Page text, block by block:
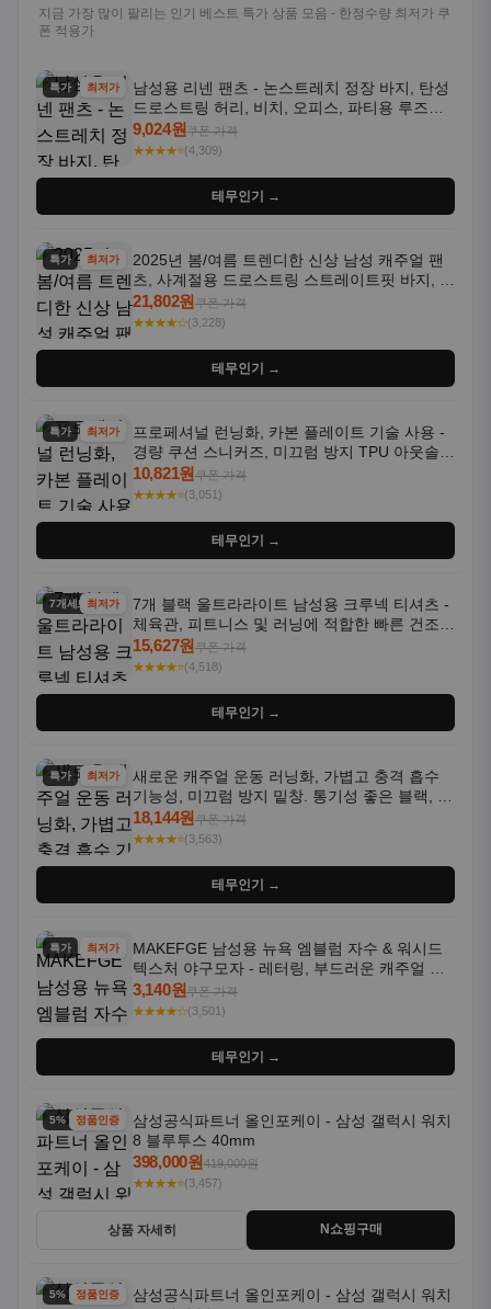
지금 가장 많이 팔리는 인기 베스트 특가 상품 모음 - 한정수량 최저가 쿠
폰 적용가
특가 최저가
남성용 리넨 팬츠 - 논스트레치 정장 바지, 탄성
드로스트링 허리, 비치, 오피스, 파티용 루즈핏
트라우저 - 세탁기 사용 가능한 캐주얼 정장 의
상
9,024원쿠폰 가격
★★★★⭐(4,309)
테무인기 →
특가 최저가
2025년 봄/여름 트렌디한 신상 남성 캐주얼 팬
츠, 사계절용 드로스트링 스트레이트핏 바지, 한
국 스타일, 활용도 높은 아웃도어 및 정장용, 발
목 바지
21,802원쿠폰 가격
★★★★☆(3,228)
테무인기 →
특가 최저가
프로페셔널 런닝화, 카본 플레이트 기술 사용 -
경량 쿠션 스니커즈, 미끄럼 방지 TPU 아웃솔,
통기성 화이트-퍼플 그라데이션, 헬스, 트레이
닝 - 남성용, 여성용, 모든 계절에 적합
10,821원쿠폰 가격
★★★★⭐(3,051)
테무인기 →
7개세트최저가
7개 블랙 울트라라이트 남성용 크루넥 티셔츠 -
체육관, 피트니스 및 러닝에 적합한 빠른 건조,
통기성 좋은 수분 흡수 반팔 운동복
15,627원쿠폰 가격
★★★★⭐(4,518)
테무인기 →
특가 최저가
새로운 캐주얼 운동 러닝화, 가볍고 충격 흡수
기능성, 미끄럼 방지 밑창. 통기성 좋은 블랙, 화
이트, 퍼플 그라데이션 색상
18,144원쿠폰 가격
★★★★⭐(3,563)
테무인기 →
특가 최저가
MAKEFGE 남성용 뉴욕 엠블럼 자수 & 워시드
텍스처 야구모자 - 레터링, 부드러운 캐주얼 모
자, NYC 스타일
3,140원쿠폰 가격
★★★★☆(3,501)
테무인기 →
5% 할인정품인증
삼성공식파트너 올인포케이 - 삼성 갤럭시 워치
8 블루투스 40mm
398,000원419,000원
★★★★⭐(3,457)
상품 자세히 N쇼핑구매
5% 할인정품인증
삼성공식파트너 올인포케이 - 삼성 갤럭시 워치